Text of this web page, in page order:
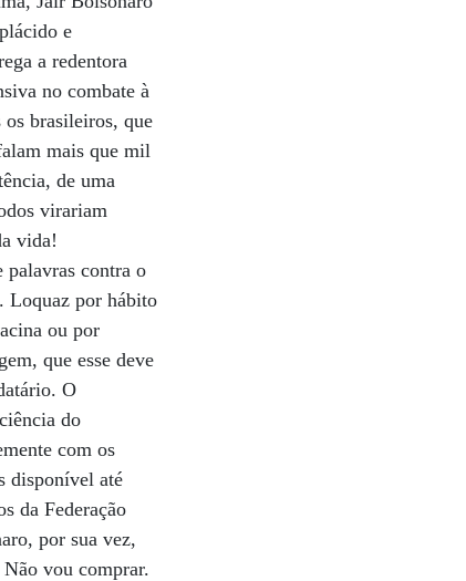
e
a redentora
no combate à
brasileiros, que
mais que mil
de uma
virariam
vida!
palavras contra o
Loquaz por hábito
ou por
que esse deve
O
do
com os
disponível até
da Federação
por sua vez,
vou comprar.